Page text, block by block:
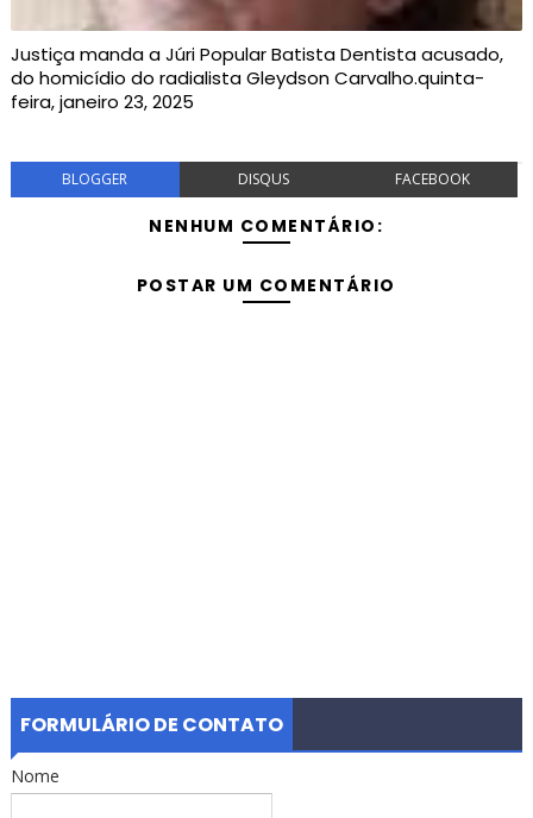
Justiça manda a Júri Popular Batista Dentista acusado,
do homicídio do radialista Gleydson Carvalho.quinta-
feira, janeiro 23, 2025
BLOGGER DISQUS FACEBOOK
NENHUM COMENTÁRIO:
POSTAR UM COMENTÁRIO
FORMULÁRIO DE CONTATO
Nome